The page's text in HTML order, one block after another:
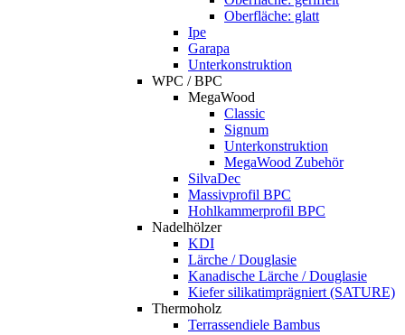
Oberfläche: glatt
Ipe
Garapa
Unterkonstruktion
WPC / BPC
MegaWood
Classic
Signum
Unterkonstruktion
MegaWood Zubehör
SilvaDec
Massivprofil BPC
Hohlkammerprofil BPC
Nadelhölzer
KDI
Lärche / Douglasie
Kanadische Lärche / Douglasie
Kiefer silikatimprägniert (SATURE)
Thermoholz
Terrassendiele Bambus